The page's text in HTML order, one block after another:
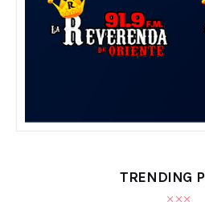
TRENDING